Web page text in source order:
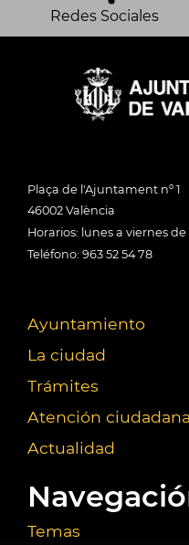
Redes Sociales
Plaça de l'Ajuntament nº 1
46002 València
Horarios: lunes a viernes de
Teléfono: 963 52 54 78
Ayuntamiento
La ciudad
Trámites
Atención ciudadana
Actualidad
Temas